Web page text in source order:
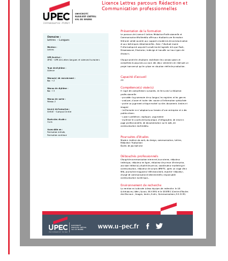
Licence Lettres parcours Rédaction et
Communication professionnelles
Présentation de la formation
Le parcours de Licence 3 Lettres Rédaction Professionnelle et
Communication Multimédia offre aux étudiants une formation
littéraire solide ouverte aux supports modernes de communication
et aux techniques rédactionnelles. Ainsi, l’étudiant manie
l’informatique et acquiert la maîtrise de logiciels tels que Flash,
Dreamweaver, Illustrator, indesign et travaille sur tous types de
discours.
Chaque année les étudiants mobilisent les connaissances et
compétences acquises au cours des deux semestres en réalisant un
projet transversal qui les place en situation réelle de production.
Capacité d'accueil
20
Compétence(s) visée(s)
Il s’agit des compétences suivantes, en lien avec la rédaction
professionnelle :
- posséder la grammaire de sa langue, les registres et les genres
- analyser, classer et traiter des sources d’information spécialisée
- porter un jugement critique motivé sur des documents (textes et
images)
- (re)formuler en s’adaptant aux besoins d’une entreprise et à des
publics divers
- savoir synthétiser, expliquer, argumenter
- maîtriser les outils de bureautique, d’infographie, de mise en
page professionnelle, de documentation sur le web, de
communication multimédia.
Poursuites d'études
Masters (métiers du web, du design, communication, Lettres,
Rédaction Traduction)
Écoles de journalisme
Débouchés professionnels
Chargé de communication interne et/ou externe, rédacteur
technique, rédacteur en ligne, rédacteur de presse d’entreprise,
assistant éditorial, attaché de presse, coordinateur marketing et
communication, rédacteur de scripts (BFMTV, après un stage chez
M6), journaliste magasine/ télévision/web, reporter-rédacteur,
chargé de communication événementielle, responsable
communication numérique...
Environnement de recherche
La mention est adossée à deux équipes de recherche: le LIS
(Littératures, Idées, Savoir, EA 4395) et le CEDITEC (Centre d'Etudes
des Discours , Images, textes, Ecrits, Communications, EA 3119).
Domaine :
Lettres - Langues
Mention :
Lettres
UFR/Institut :
UPEC - UFR de Lettres langues et sciences humaines
Type de diplôme :
Licence
Niveau(x) de recrutement :
Bac + 2
Niveau de diplôme :
Bac + 3
Niveau de sortie :
Niveau 2
Lieu(x) de formation :
Créteil - Campus Centre
Durée des études :
3 ans
Accessible en :
Formation initiale,
Formation continue
www.u-pec.fr